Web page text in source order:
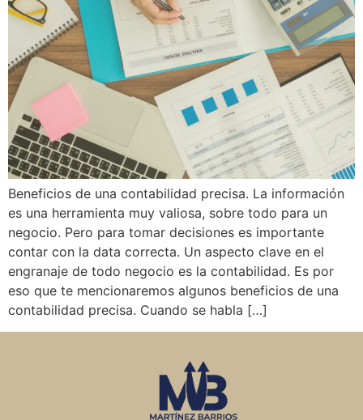
Beneficios de una contabilidad precisa. La información
es una herramienta muy valiosa, sobre todo para un
negocio. Pero para tomar decisiones es importante
contar con la data correcta. Un aspecto clave en el
engranaje de todo negocio es la contabilidad. Es por
eso que te mencionaremos algunos beneficios de una
contabilidad precisa. Cuando se habla […]